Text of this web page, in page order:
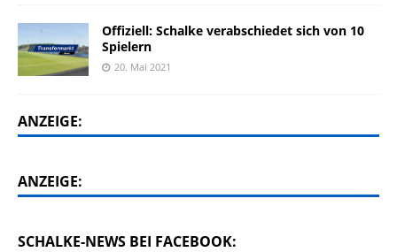
Offiziell: Schalke verabschiedet sich von 10
Spielern
20. Mai 2021
ANZEIGE:
ANZEIGE:
SCHALKE-NEWS BEI FACEBOOK: